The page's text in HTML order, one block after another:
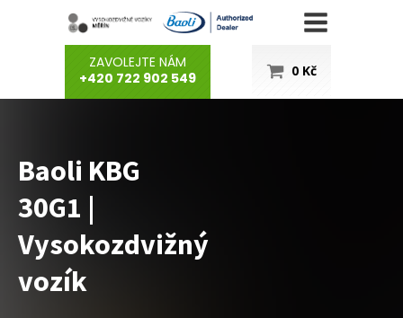
ZAVOLEJTE NÁM
+420 722 902 549
0 Kč
Baoli KBG
30G1 |
Vysokozdvižný
vozík